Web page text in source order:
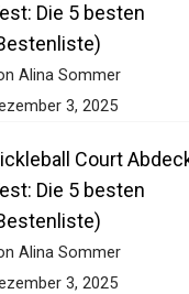
Die 5 besten
Alina Sommer
3, 2025
Court
Die 5 besten
Alina Sommer
3, 2025